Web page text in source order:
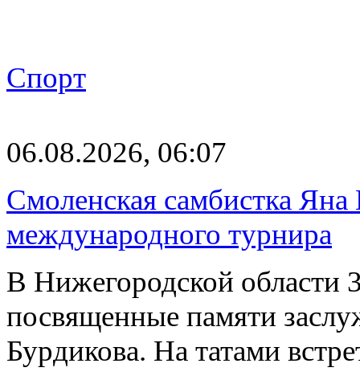
Спорт
06.08.2026, 06:07
Смоленская самбистка Яна
международного турнира
В Нижегородской области
посвященные памяти
Бурдикова. На татами